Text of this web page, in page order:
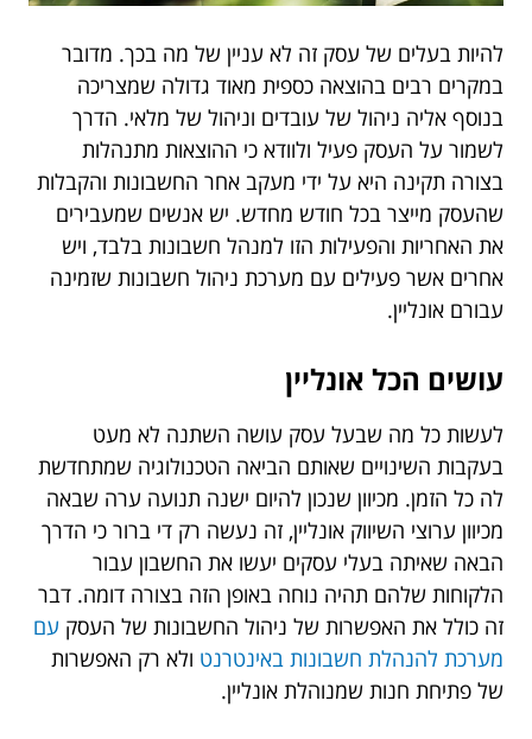
להיות בעלים של עסק זה לא עניין של מה בכך. מדובר
במקרים רבים בהוצאה כספית מאוד גדולה שמצריכה
בנוסף אליה ניהול של עובדים וניהול של מלאי. הדרך
לשמור על העסק פעיל ולוודא כי ההוצאות מתנהלות
בצורה תקינה היא על ידי מעקב אחר החשבונות והקבלות
שהעסק מייצר בכל חודש מחדש. יש אנשים שמעבירים
את האחריות והפעילות הזו למנהל חשבונות בלבד, ויש
אחרים אשר פעילים עם מערכת ניהול חשבונות שזמינה
עבורם אונליין.
עושים הכל אונליין
לעשות כל מה שבעל עסק עושה השתנה לא מעט
בעקבות השינויים שאותם הביאה הטכנולוגיה שמתחדשת
לה כל הזמן. מכיוון שנכון להיום ישנה תנועה ערה שבאה
מכיוון ערוצי השיווק אונליין, זה נעשה רק די ברור כי הדרך
הבאה שאיתה בעלי עסקים יעשו את החשבון עבור
הלקוחות שלהם תהיה נוחה באופן הזה בצורה דומה. דבר
זה כולל את האפשרות של ניהול החשבונות של העסק עם
מערכת להנהלת חשבונות באינטרנט ולא רק האפשרות
של פתיחת חנות שמנוהלת אונליין.